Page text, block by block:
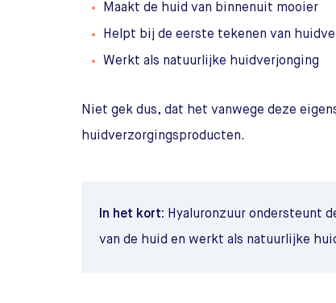
Maakt de huid van binnenuit mooier
Helpt bij de eerste tekenen van
Werkt als natuurlijke huidverjonging
Niet gek dus, dat het vanwege deze
huidverzorgingsproducten.
In het kort: Hyaluronzuur ondersteunt
van de huid en werkt als natuurlijke